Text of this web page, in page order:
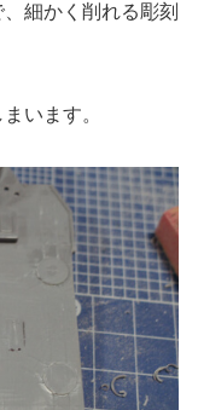
細かく削れる彫刻
います。